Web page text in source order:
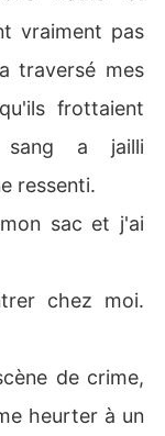
vraiment pas
traversé mes
frottaient
a jailli
ressenti.
sac et j'ai
chez moi.
de crime,
heurter à un